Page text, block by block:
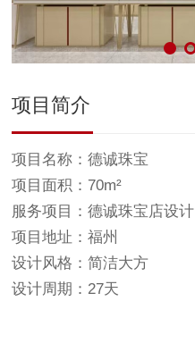
项目简介
项目名称：德诚珠宝
项目面积：70m²
服务项目：德诚珠宝店设计
项目地址：福州
设计风格：简洁大方
设计周期：27天